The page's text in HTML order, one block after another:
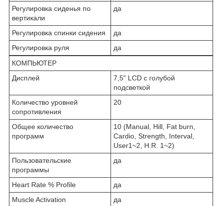
Регулировка сиденья по
вертикали
да
Регулировка спинки сидения
да
Регулировка руля
да
КОМПЬЮТЕР
Дисплей
7,5" LCD с голубой
подсветкой
Количество уровней
сопротивления
20
Общее количество
программ
10 (Manual, Hill, Fat burn,
Cardio, Strength, Interval,
User1~2, H.R. 1~2)
Пользовательские
программы
да
Heart Rate % Profile
да
Muscle Activation
да